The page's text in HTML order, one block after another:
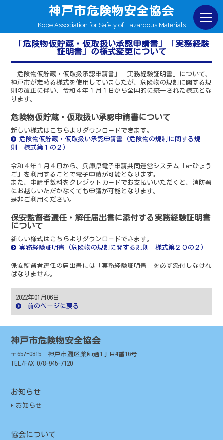
神戸市危険物安全協会
Kobe Association for Safety of Hazardous Materials
「危険物仮貯蔵・仮取扱い承認申請書」「実務経験
証明書」の様式変更について
「危険物仮貯蔵・仮取扱承認申請書」「実務経験証明書」について、
神戸市が定める様式を使用していましたが、危険物の規制に関する規
則の改正に伴い、令和４年１月１日から全国的に統一された様式とな
ります。
危険物仮貯蔵・仮取扱い承認申請書について
新しい様式はこちらよりダウンロードできます。
危険物仮貯蔵・仮取扱い承認申請書（危険物の規制に関する規
則 様式第１の２）
令和４年１月４日から、兵庫県電子申請共同運営システム「e-ひょう
ご」を利用することで電子申請が可能となります。
また、申請手数料をクレジットカードでお支払いいただくと、消防署
にお越しいただかなくても申請が可能となります。
是非ご利用ください。
保安監督者選任・解任届出書に添付する実務経験証明書
について
新しい様式はこちらよりダウンロードできます。
実務経験証明書（危険物の規制に関する規則 様式第２０の２）
保安監督者選任の届出書には「実務経験証明書」を必ず添付しなけれ
ばなりません。
2022年01月06日
前のページに戻る
神戸市危険物安全協会
〒657-0815 神戸市灘区薬師通1丁目4番16号
TEL/FAX 078-945-7120
お知らせ
お知らせ
協会について